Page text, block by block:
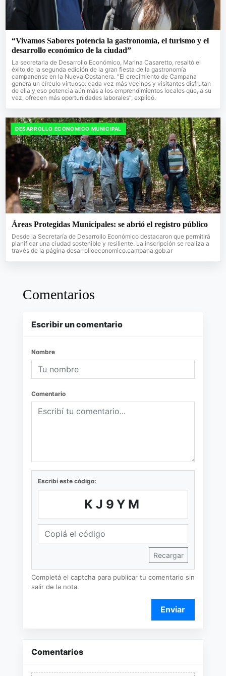
“Vivamos Sabores potencia la gastronomía, el turismo y el
desarrollo económico de la ciudad”
La secretaria de Desarrollo Económico, Marina Casaretto, resaltó el
éxito de la segunda edición de la gran fiesta de la gastronomía
campanense en la Nueva Costanera. “El crecimiento de Campana
genera un círculo virtuoso: cada vez más vecinos y visitantes disfrutan
de ella y eso potencia aún más a los emprendimientos locales que, a su
vez, ofrecen más oportunidades laborales”, explicó.
DESARROLLO ECONOMICO MUNICIPAL
Áreas Protegidas Municipales: se abrió el registro público
Desde la Secretaría de Desarrollo Económico destacaron que permitirá
planificar una ciudad sostenible y resiliente. La inscripción se realiza a
través de la página desarrolloeconomico.campana.gob.ar
Comentarios
Escribir un comentario
Nombre
Comentario
Escribí este código:
KJ9YM
Recargar
Completá el captcha para publicar tu comentario sin
salir de la nota.
Enviar
Comentarios